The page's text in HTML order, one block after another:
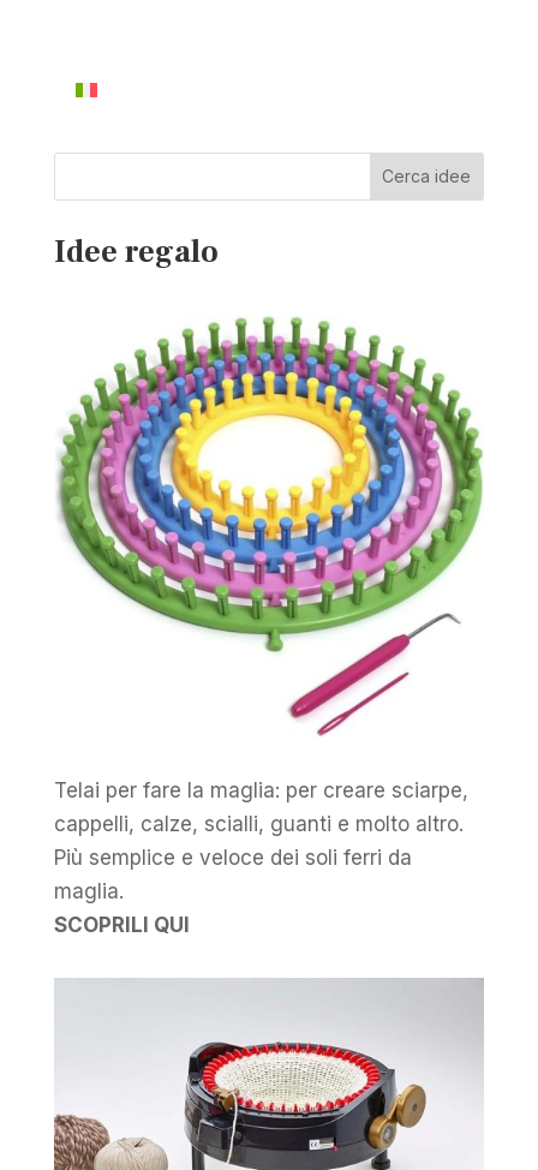
Cerca idee
Idee regalo
Telai per fare la maglia: per creare sciarpe,
cappelli, calze, scialli, guanti e molto altro.
Più semplice e veloce dei soli ferri da
maglia.
SCOPRILI QUI